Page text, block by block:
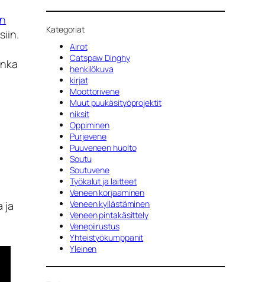
ja
Kategoriat
Airot
Catspaw Dinghy
henkilökuva
kirjat
Moottorivene
Muut puukäsityöprojektit
niksit
Oppiminen
Purjevene
Puuveneen huolto
Soutu
Soutuvene
Työkalut ja laitteet
Veneen korjaaminen
Veneen kyllästäminen
Veneen pintakäsittely
Venepiirustus
Yhteistyökumppanit
Yleinen